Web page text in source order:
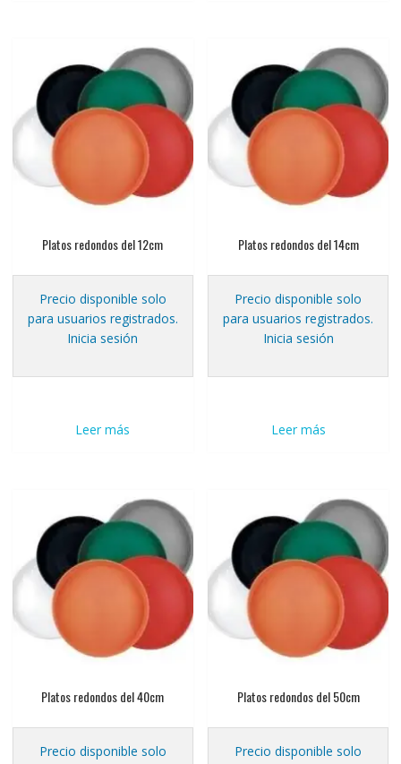
Platos redondos del 12cm
Precio disponible solo
para usuarios registrados.
Inicia sesión
Leer más
Platos redondos del 14cm
Precio disponible solo
para usuarios registrados.
Inicia sesión
Leer más
Platos redondos del 40cm
Precio disponible solo
Platos redondos del 50cm
Precio disponible solo